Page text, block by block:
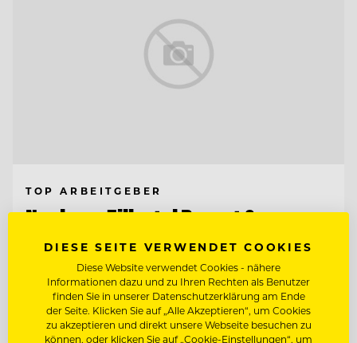
TOP ARBEITGEBER
Neuhaus Zillertal Resort &
ElisabethHotel
6290 Mayrhofen, Österreich
SOUS CHEF - STELLVERTRETENDER
KÜCHENCHEF
DIESE SEITE VERWENDET COOKIES
Diese Website verwendet Cookies - nähere
Informationen dazu und zu Ihren Rechten als Benutzer
finden Sie in unserer Datenschutzerklärung am Ende
der Seite. Klicken Sie auf „Alle Akzeptieren“, um Cookies
zu akzeptieren und direkt unsere Webseite besuchen zu
können, oder klicken Sie auf „Cookie-Einstellungen“, um